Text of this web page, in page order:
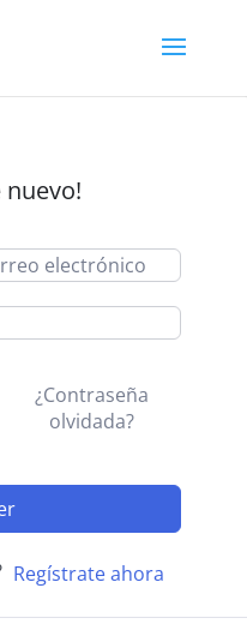
nuevo!
¿Contraseña
olvidada?
Regístrate ahora